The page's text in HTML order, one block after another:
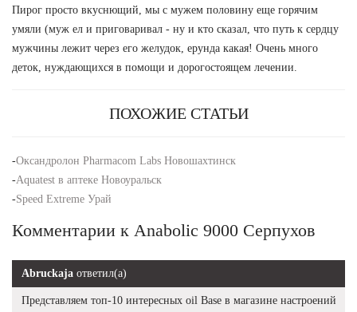
Пирог просто вкуснющий, мы с мужем половину еще горячим
умяли (муж ел и приговаривал - ну и кто сказал, что путь к сердцу
мужчины лежит через его желудок, ерунда какая! Очень много
деток, нуждающихся в помощи и дорогостоящем лечении.
ПОХОЖИЕ СТАТЬИ
-Оксандролон Pharmacom Labs Новошахтинск
-Aquatest в аптеке Новоуральск
-Speed Extreme Урай
Комментарии к Anabolic 9000 Серпухов
Abruckaja ответил(а)
Представляем топ-10 интересных oil Base в магазине настроений